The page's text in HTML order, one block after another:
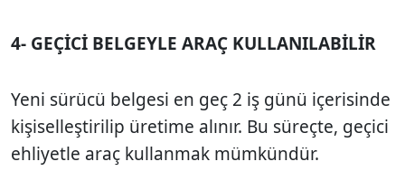
4- GEÇİCİ BELGEYLE ARAÇ KULLANILABİLİR
Yeni sürücü belgesi en geç 2 iş günü içerisinde
kişiselleştirilip üretime alınır. Bu süreçte, geçici
ehliyetle araç kullanmak mümkündür.